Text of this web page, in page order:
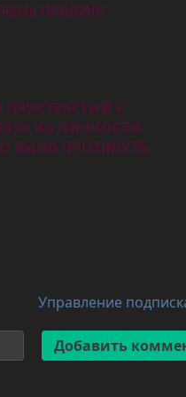
ПРАВИЛ!
ПРИСТРАСТИЙ К
НА ЛИЧНОСТИ.
БЫЛО ПРОТЯНУТЬ
Управление